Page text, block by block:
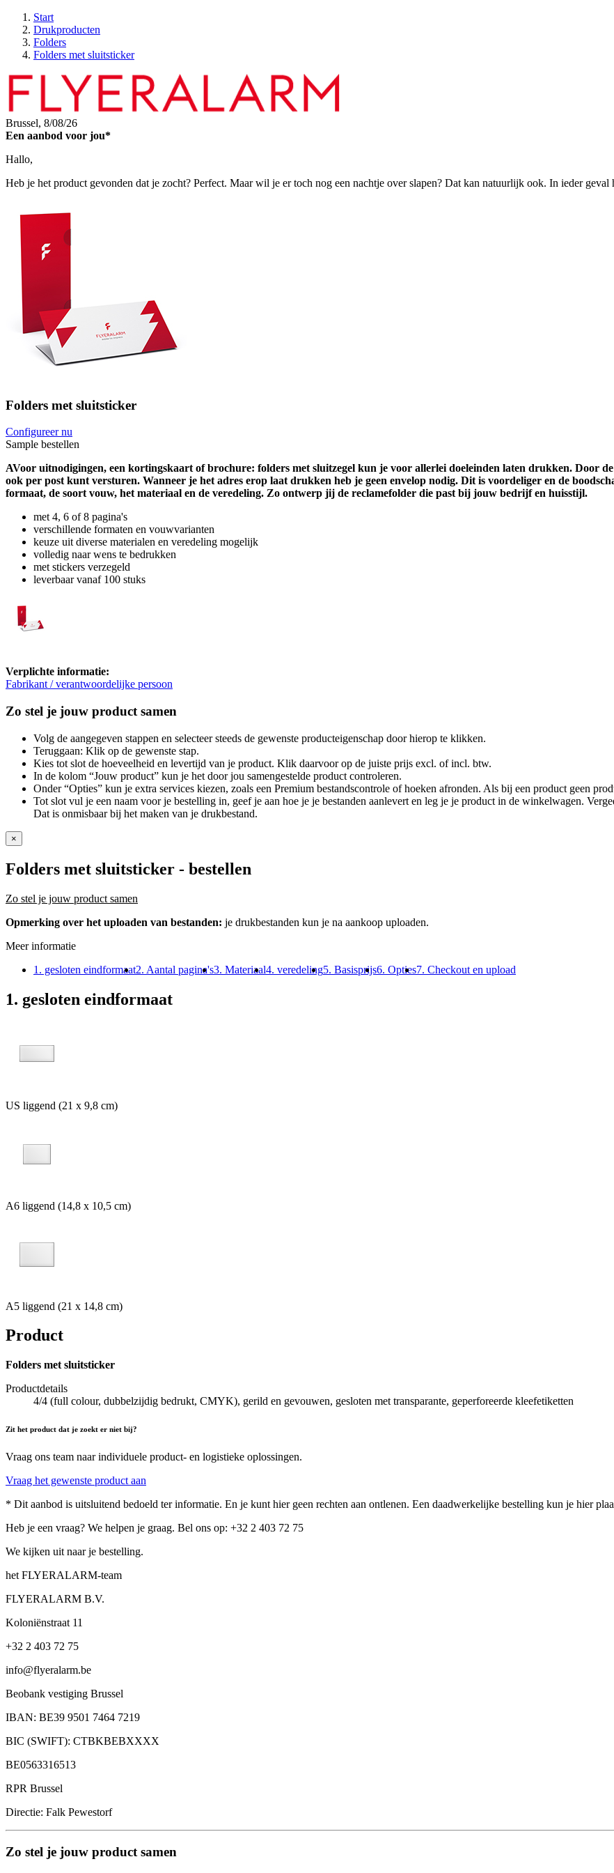
Start
Drukproducten
Folders
Folders met sluitsticker
Brussel, 8/08/26
Een aanbod voor jou*
Hallo,
Heb je het product gevonden dat je zocht? Perfect. Maar wil je er toch nog een nachtje over slapen? Dat kan natuurlijk ook. In ieder
Folders met sluitsticker
Configureer nu
Sample bestellen
AVoor uitnodigingen, een kortingskaart of brochure: folders met sluitzegel kun je voor allerlei doeleinden laten drukken. Door
ook per post kunt versturen. Wanneer je het adres erop laat drukken heb je geen envelop nodig. Dit is voordeliger en de
formaat, de soort vouw, het materiaal en de veredeling. Zo ontwerp jij de reclamefolder die past bij jouw bedrijf en huisstijl.
met 4, 6 of 8 pagina's
verschillende formaten en vouwvarianten
keuze uit diverse materialen en veredeling mogelijk
volledig naar wens te bedrukken
met stickers verzegeld
leverbaar vanaf 100 stuks
Verplichte informatie:
Fabrikant / verantwoordelijke persoon
Zo stel je jouw product samen
Volg de aangegeven stappen en selecteer steeds de gewenste producteigenschap door hierop te klikken.
Teruggaan: Klik op de gewenste stap.
Kies tot slot de hoeveelheid en levertijd van je product. Klik daarvoor op de juiste prijs excl. of incl. btw.
In de kolom “Jouw product” kun je het door jou samengestelde product controleren.
Onder “Opties” kun je extra services kiezen, zoals een Premium bestandscontrole of hoeken afronden. Als bij een product geen
Tot slot vul je een naam voor je bestelling in, geef je aan hoe je je bestanden aanlevert en leg je je product in de winkelwagen.
Dat is onmisbaar bij het maken van je drukbestand.
×
Folders met sluitsticker - bestellen
Zo stel je jouw product samen
Opmerking over het uploaden van bestanden: je drukbestanden kun je na aankoop uploaden.
Meer informatie
1. gesloten eindformaat2. Aantal pagina's3. Materiaal4. veredeling5. Basisprijs6. Opties7. Checkout en upload
1. gesloten eindformaat
US liggend (21 x 9,8 cm)
A6 liggend (14,8 x 10,5 cm)
A5 liggend (21 x 14,8 cm)
Product
Folders met sluitsticker
Productdetails
4/4 (full colour, dubbelzijdig bedrukt, CMYK), gerild en gevouwen, gesloten met transparante, geperforeerde kleefetiketten
Zit het product dat je zoekt er niet bij?
Vraag ons team naar individuele product- en logistieke oplossingen.
Vraag het gewenste product aan
* Dit aanbod is uitsluitend bedoeld ter informatie. En je kunt hier geen rechten aan ontlenen. Een daadwerkelijke bestelling kun je hier
Heb je een vraag? We helpen je graag. Bel ons op: +32 2 403 72 75
We kijken uit naar je bestelling.
het FLYERALARM-team
FLYERALARM B.V.
Koloniënstraat 11
+32 2 403 72 75
info@flyeralarm.be
Beobank vestiging Brussel
IBAN: BE39 9501 7464 7219
BIC (SWIFT): CTBKBEBXXXX
BE0563316513
RPR Brussel
Directie: Falk Pewestorf
Zo stel je jouw product samen